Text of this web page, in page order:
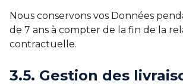
Nous conservons vos Données
de 7 ans à compter de la fin de la
contractuelle.
3.5. Gestion des